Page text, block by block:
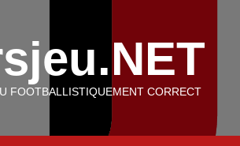
FOOTBALLISTIQUEMENT CORRECT